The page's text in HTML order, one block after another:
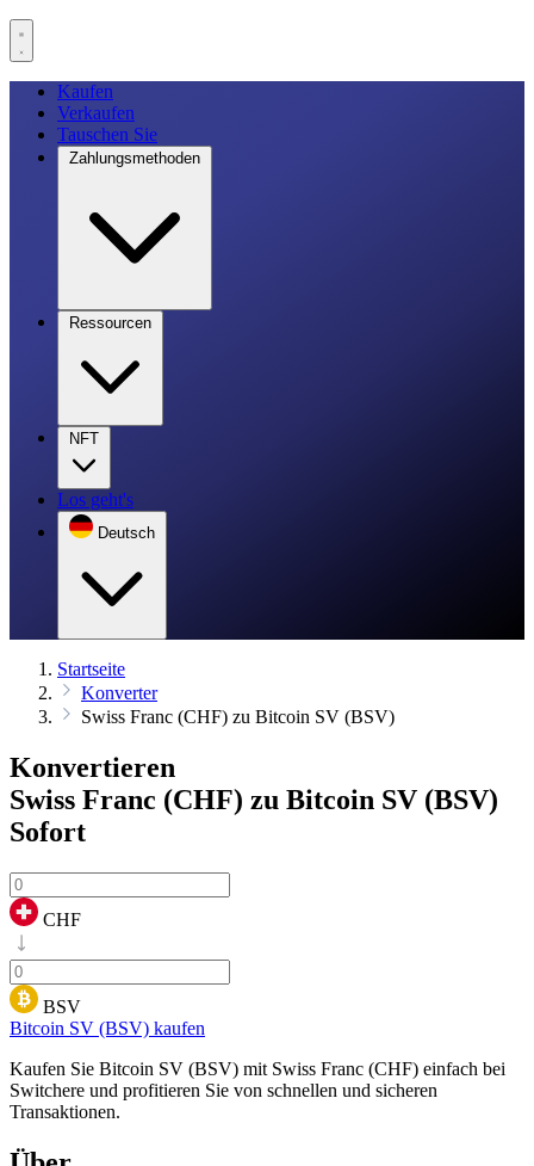
Kaufen
Verkaufen
Tauschen Sie
Zahlungsmethoden
Ressourcen
NFT
Los geht's
Deutsch
Startseite
Konverter
Swiss Franc (CHF) zu Bitcoin SV (BSV)
Konvertieren
Swiss Franc (CHF) zu Bitcoin SV (BSV)
Sofort
CHF
BSV
Bitcoin SV (BSV) kaufen
Kaufen Sie Bitcoin SV (BSV) mit Swiss Franc (CHF) einfach bei
Switchere und profitieren Sie von schnellen und sicheren
Transaktionen.